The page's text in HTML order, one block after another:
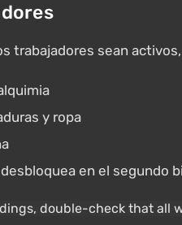
trabajadores sean
y ropa
en el segundo